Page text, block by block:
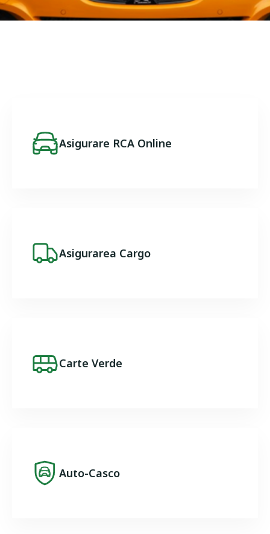
Image
Asigurare RCA Online
Image
Asigurarea Cargo
Image
Carte Verde
Image
Auto-Casco